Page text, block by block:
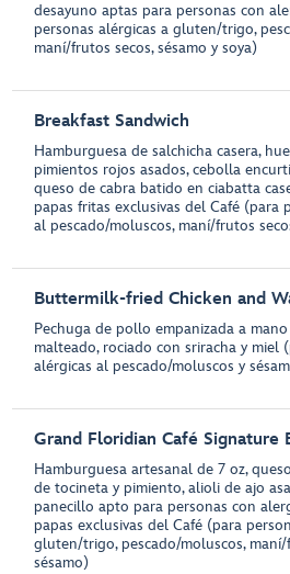
desayuno aptas para personas con
personas alérgicas a gluten/trigo,
maní/frutos secos, sésamo y soya)
Breakfast Sandwich
Hamburguesa de salchicha casera,
pimientos rojos asados, cebolla
queso de cabra batido en ciabatta
papas fritas exclusivas del Café (para
al pescado/moluscos, maní/frutos
Buttermilk-fried Chicken and
Pechuga de pollo empanizada a
malteado, rociado con sriracha y miel
alérgicas al pescado/moluscos y
Grand Floridian Café Signature
Hamburguesa artesanal de 7 oz,
de tocineta y pimiento, alioli de ajo
panecillo apto para personas con
papas exclusivas del Café (para
gluten/trigo, pescado/moluscos,
sésamo)